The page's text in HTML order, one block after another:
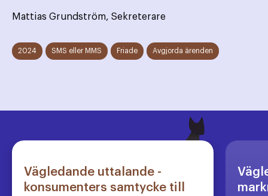
Mattias Grundström, Sekreterare
2024 SMS eller MMS Friade Avgjorda ärenden
Vägledande uttalande -
konsumenters samtycke till